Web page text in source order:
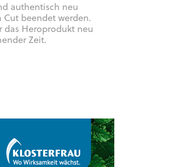
authentisch neu
beendet werden.
das Heroprodukt neu
Zeit.